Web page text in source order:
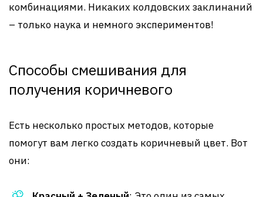
комбинациями. Никаких колдовских заклинаний
– только наука и немного экспериментов!
Способы смешивания для
получения коричневого
Есть несколько простых методов, которые
помогут вам легко создать коричневый цвет. Вот
они: